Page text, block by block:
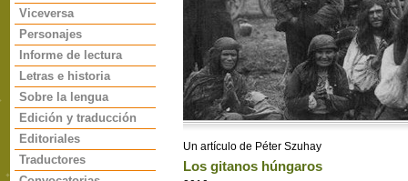
Viceversa
Personajes
Informe de lectura
Letras e historia
Sobre la lengua
Edición y traducción
Editoriales
Traductores
Un artículo de Péter Szuhay
Los gitanos húngaros